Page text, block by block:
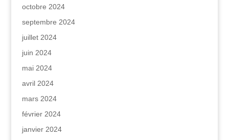
octobre 2024
septembre 2024
juillet 2024
juin 2024
mai 2024
avril 2024
mars 2024
février 2024
janvier 2024